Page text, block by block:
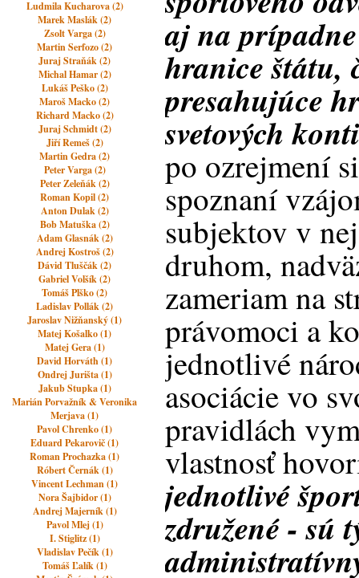
Ludmila Kucharova (2)
Marek Maslák (2)
Zsolt Varga (2)
Martin Serfozo (2)
Juraj Straňák (2)
Michal Hamar (2)
Lukáš Peško (2)
Maroš Macko (2)
Richard Macko (2)
Juraj Schmidt (2)
Jiří Remeš (2)
Martin Gedra (2)
Peter Varga (2)
Peter Zeleňák (2)
Roman Kopil (2)
Anton Dulak (2)
Bob Matuška (2)
Adam Glasnák (2)
Andrej Kostroš (2)
Dávid Tluščák (2)
Gabriel Volšík (2)
Tomáš Plško (2)
Ladislav Pollák (2)
Jaroslav Nižňanský (1)
Matej Košalko (1)
Matej Gera (1)
David Horváth (1)
Ondrej Jurišta (1)
Jakub Stupka (1)
Marián Porvažník & Veronika
Merjava (1)
Pavol Chrenko (1)
Eduard Pekarovič (1)
Roman Prochazka (1)
Róbert Černák (1)
Vincent Lechman (1)
Nora Šajbidor (1)
Andrej Majerník (1)
Pavol Mlej (1)
I. Stiglitz (1)
Vladislav Pečík (1)
Tomáš Ľalík (1)
aj na
hranice štátu,
presahujúce
svetových
po ozrejmení
spoznaní
subjektov v
druhom,
zameriam na
právomoci a
jednotlivé
asociácie vo
pravidlách
vlastnosť
jednotlivé
združené - sú